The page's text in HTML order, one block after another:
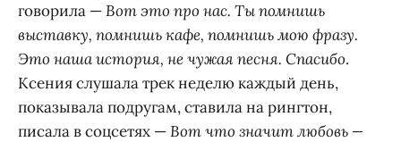
говорила —Вот это про нас. Ты помнишь
выставку, помнишь кафе, помнишь мою фразу.
Это наша история, не чужая песня. Спасибо.
Ксения слушала трек неделю каждый день,
показывала подругам, ставила на рингтон,
писала в соцсетях —Вот что значит любовь —